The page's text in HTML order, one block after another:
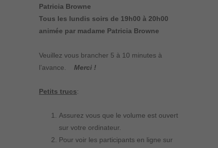
Patricia Browne
Tous les lundis soirs de 19h00 à 20h00
animée par madame Patricia Browne
Veuillez vous brancher 5 à 10 minutes à
l’avance.
Merci !
Petits trucs:
Assurez vous que le volume est ouvert
sur votre ordinateur.
Pour voir les participants en ligne sur